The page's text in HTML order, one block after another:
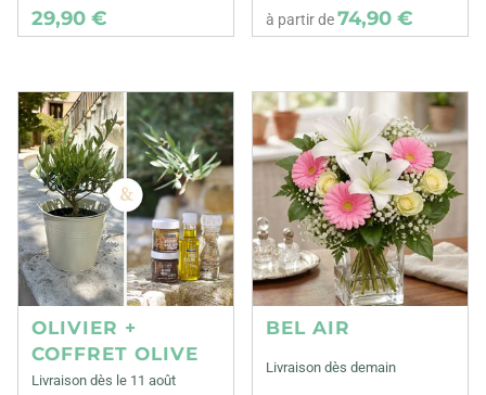
29,90 € à partir de74,90 €
OLIVIER +
COFFRET OLIVE
Livraison dès le 11 août
BEL AIR
Livraison dès demain